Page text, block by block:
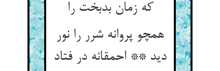
که زمان بدبخت را
همچو پروانه شرر را نور
دید ** احمقانه در فتاد